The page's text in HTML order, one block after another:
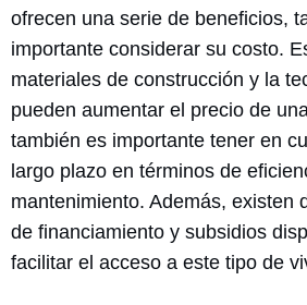
ofrecen una serie de beneficios,
importante considerar su costo.
materiales de construcción y la
pueden aumentar el precio de
también es importante tener en
largo plazo en términos de
mantenimiento. Además, existen
de financiamiento y subsidios
facilitar el acceso a este tipo de